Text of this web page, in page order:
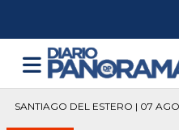
SANTIAGO DEL ESTERO | 07